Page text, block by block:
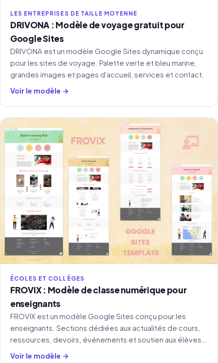
LES ENTREPRISES DE TAILLE MOYENNE
DRIVONA : Modèle de voyage gratuit pour
Google Sites
DRIVONA est un modèle Google Sites dynamique conçu
pour les sites de voyage. Palette verte et bleu marine,
grandes images et pages d'accueil, services et contact.
Voir le modèle →
ÉCOLES ET COLLÈGES
FROVIX : Modèle de classe numérique pour
enseignants
FROVIX est un modèle Google Sites conçu pour les
enseignants. Sections dédiées aux actualités de cours,
ressources, devoirs, événements et soutien aux élèves,
réunis en un seul endroit.
Voir le modèle →